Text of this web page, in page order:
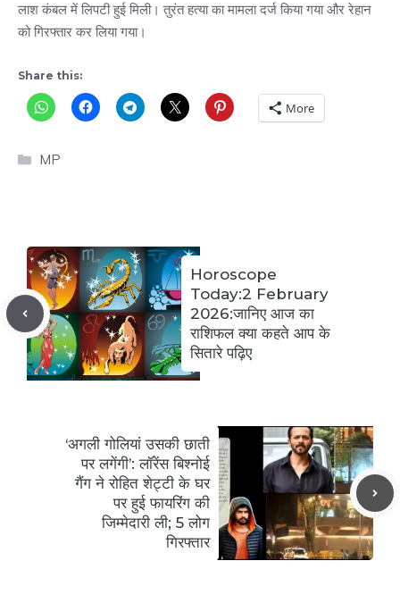
लाश कंबल में लिपटी हुई मिली। तुरंत हत्या का मामला दर्ज किया गया और रेहान
को गिरफ्तार कर लिया गया।
Share this:
More
Categories
MP
Horoscope
Today:2 February
2026:जानिए आज का
राशिफल क्या कहते आप के
सितारे पढ़िए
‘अगली गोलियां उसकी छाती
पर लगेंगी’: लॉरेंस बिश्नोई
गैंग ने रोहित शेट्टी के घर
पर हुई फायरिंग की
जिम्मेदारी ली; 5 लोग
गिरफ्तार